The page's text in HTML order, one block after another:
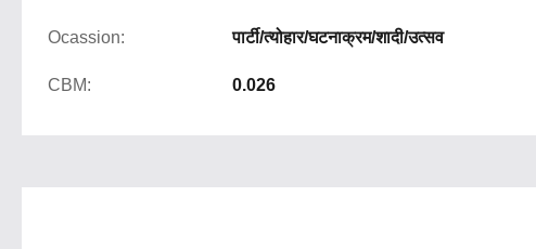
Ocassion: पार्टी/त्योहार/घटनाक्रम/शादी/उत्सव
CBM: 0.026